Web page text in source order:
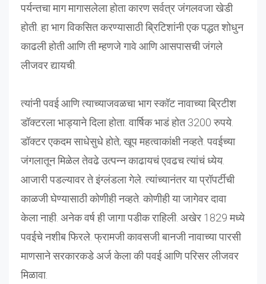
पर्यन्तचा माग मागासलेला होता कारण सर्वत्र जंगलवजा खेडी
होती. हा भाग विकसित करण्यासाठी ब्रिटिशांनी एक पद्धत शोधुन
काढली होती आणि ती म्हणजे गावे आणि आसपासची जंगले
लीजवर द्यायची.
त्यांनी पवई आणि त्याच्याजवळचा भाग स्कॉट नावाच्या ब्रिटीश
डॉक्टरला भाड्याने दिला होता. वार्षिक भाडं होत 3200 रुपये.
डॉक्टर एकदम साधेसुधे होते; खूप महत्वाकांक्षी नव्हते. पवईच्या
जंगलातून मिळेल तेवढे उत्पन्न काढायचं एवढच त्यांचं ध्येय.
आजारी पडल्यावर ते इंग्लंडला गेले. त्यांच्यानंतर या प्रॉपर्टीची
काळजी घेण्यासाठी कोणीही नव्हते. कोणीही या जागेवर दावा
केला नाही. अनेक वर्ष ही जागा पडीक राहिली. अखेर 1829 मध्ये
पवईचे नशीब फिरले. फ्रामजी कावसजी बानजी नावाच्या पारसी
माणसाने सरकारकडे अर्ज केला की पवई आणि परिसर लीजवर
मिळावा.